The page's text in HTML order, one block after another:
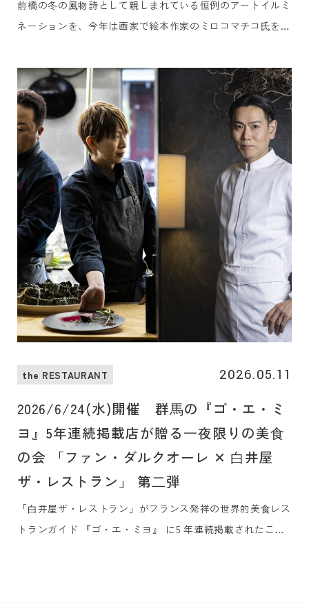
前橋の冬の⾵物詩として親しまれている恒例のアートイルミ
ネーションを、今年は画家で絵本作家のミロコマチコ⽒を奄
なかで初開催される『第⼀回 前橋国際芸術祭 2026』のプロ
グラムのひとつとして共に前橋のまちなかを彩ります。
the RESTAURANT 2026.05.11
2026/6/24(水)開催 群⾺の『ゴ・エ・ミ
ヨ』5年連続掲載店が贈る⼀夜限りの美⾷
の会 「ファン・ダルクオーレ ✕ ⽩井屋
ザ・レストラン」 第⼆弾
「⽩井屋ザ・レストラン」がフランス発祥の世界的美⾷レス
トランガイド 『ゴ・エ・ミヨ』 に5 年連続掲載されたこと